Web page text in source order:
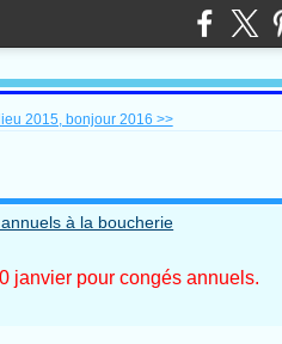
2015, bonjour 2016 >>
janvier pour congés annuels.